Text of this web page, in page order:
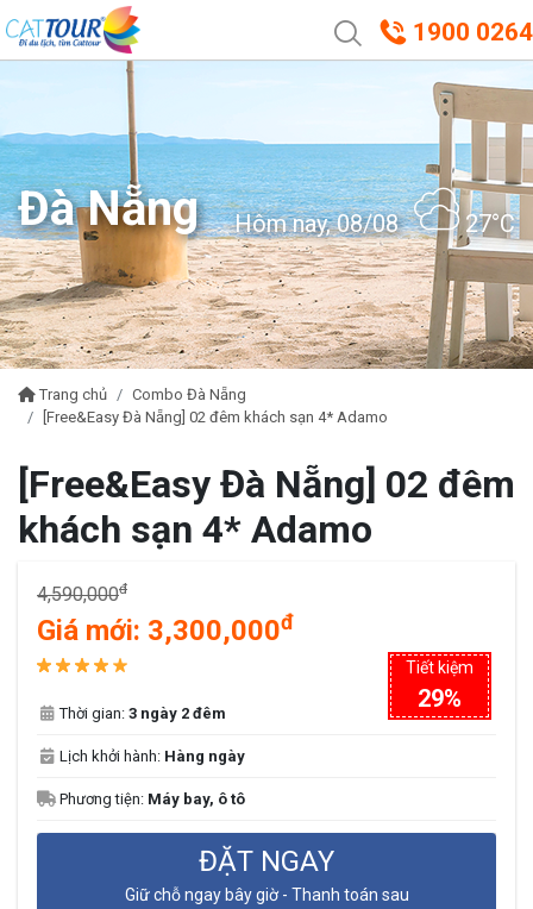
1900 0264
Đà Nẵng Hôm nay, 08/08 27°C
Trang chủ
Combo Đà Nẵng
[Free&Easy Đà Nẵng] 02 đêm khách sạn 4* Adamo
[Free&Easy Đà Nẵng] 02 đêm
khách sạn 4* Adamo
4,590,000đ
Giá mới: 3,300,000đ
Tiết kiệm
29%
Thời gian:3 ngày 2 đêm
Lịch khởi hành: Hàng ngày
Phương tiện: Máy bay, ô tô
ĐẶT NGAY
Giữ chỗ ngay bây giờ - Thanh toán sau